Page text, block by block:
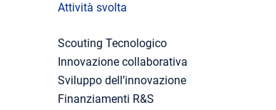
Attività svolta
Scouting Tecnologico
Innovazione collaborativa
Sviluppo dell’innovazione
Finanziamenti R&S